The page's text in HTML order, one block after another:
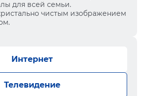
для всей семьи.
чистым изображением
Интернет
Телевидение